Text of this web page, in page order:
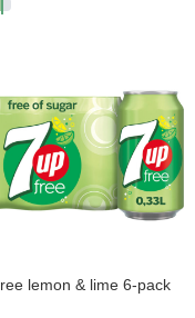
lemon & lime 6-pack